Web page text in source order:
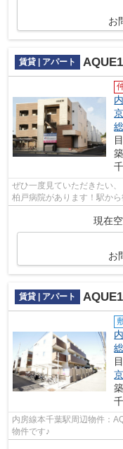
お
賃貸 | アパート
ぜひ一度見ていただきたい
柏戸病院があります！駅か
にオススメです！駅まで平
現在
お
賃貸 | アパート
内房線本千葉駅周辺物件：
物件です♪